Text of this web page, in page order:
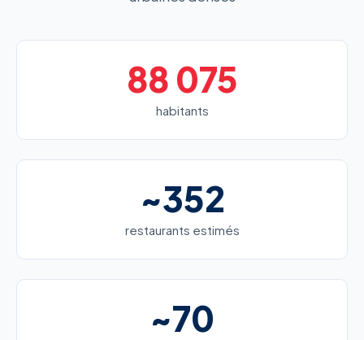
88 075
habitants
~352
restaurants estimés
~70